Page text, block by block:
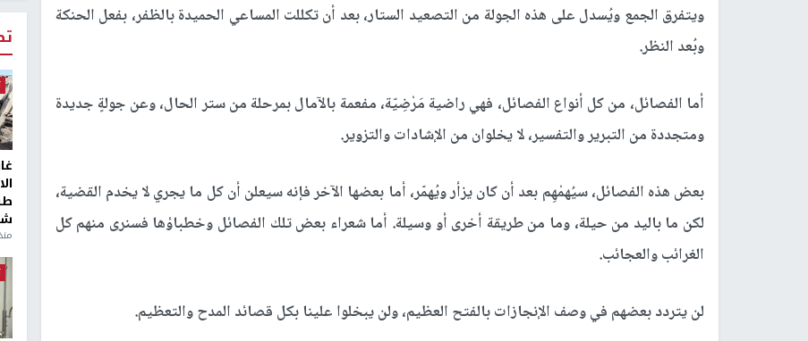
ويتفرق الجمع ويُسدل على هذه الجولة من التصعيد الستار، بعد أن تكللت المساعي الحميدة بالظفر، بفعل الحنكة
وبُعد النظر.
أما الفصائل، من كل أنواع الفصائل، فهي راضية مَرْضِيّة، مفعمة بالآمال بمرحلة من ستر الحال، وعن جولةٍ جديدة
ومتجددة من التبرير والتفسير، لا يخلوان من الإشادات والتزوير.
بعض هذه الفصائل، سيُهمْهِم بعد أن كان يزأر ويُهمّر، أما بعضها الآخر فإنه سيعلن أن كل ما يجري لا يخدم القضية،
لكن ما باليد من حيلة، وما من طريقة أخرى أو وسيلة. أما شعراء بعض تلك الفصائل وخطباؤها فسنرى منهم كل
الغرائب والعجائب.
لن يتردد بعضهم في وصف الإنجازات بالفتح العظيم، ولن يبخلوا علينا بكل قصائد المدح والتعظيم.
منذ